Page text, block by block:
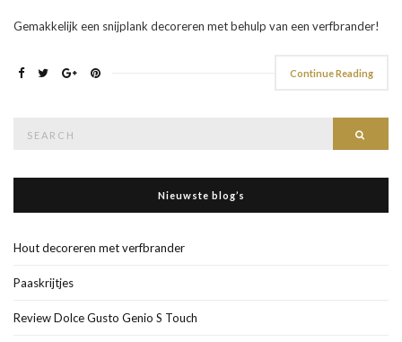
Gemakkelijk een snijplank decoreren met behulp van een verfbrander!
Continue Reading
Nieuwste blog’s
Hout decoreren met verfbrander
Paaskrijtjes
Review Dolce Gusto Genio S Touch